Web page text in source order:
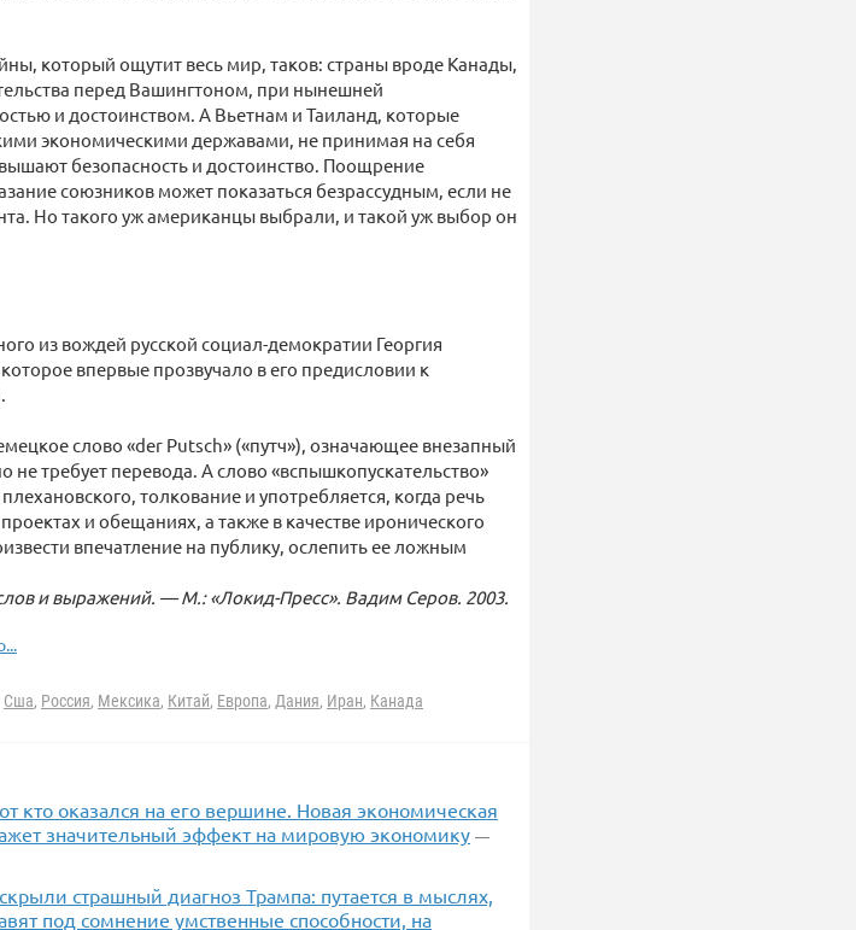
который ощутит весь мир, таков: страны вроде Канады,
перед Вашингтоном, при нынешней
и достоинством. А Вьетнам и Таиланд, которые
экономическими державами, не принимая на себя
безопасность и достоинство. Поощрение
союзников может показаться безрассудным, если не
Но такого уж американцы выбрали, и такой уж выбор он
из вождей русской социал-демократии Георгия
впервые прозвучало в его предисловии к
слово «der Putsch» («путч»), означающее внезапный
требует перевода. А слово «вспышкопускательство»
толкование и употребляется, когда речь
и обещаниях, а также в качестве иронического
впечатление на публику, ослепить ее ложным
и выражений. — М.: «Локид-Пресс». Вадим Серов. 2003.
Сша, Россия, Мексика, Китай, Европа, Дания, Иран, Канада
кто оказался на его вершине. Новая экономическая
значительный эффект на мировую экономику —
страшный диагноз Трампа: путается в мыслях,
под сомнение умственные способности, на